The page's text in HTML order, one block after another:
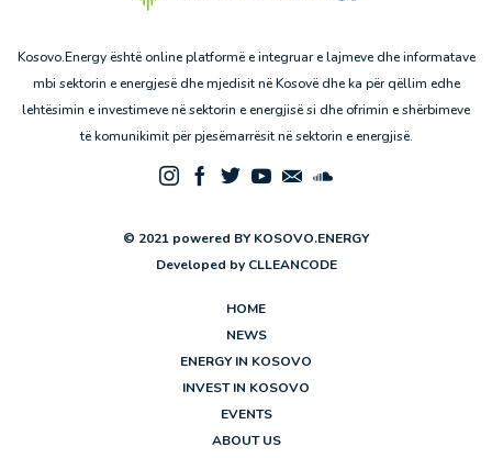
Kosovo.Energy është online platformë e integruar e lajmeve dhe informatave
mbi sektorin e energjesë dhe mjedisit në Kosovë dhe ka për qëllim edhe
lehtësimin e investimeve në sektorin e energjisë si dhe ofrimin e shërbimeve
të komunikimit për pjesëmarrësit në sektorin e energjisë.
© 2021 powered BY KOSOVO.ENERGY
Developed by CLLEANCODE
HOME
NEWS
ENERGY IN KOSOVO
INVEST IN KOSOVO
EVENTS
ABOUT US